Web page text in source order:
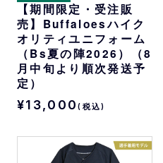
【期間限定・受注販
売】Buffaloesハイク
オリティユニフォーム
（Bs夏の陣2026）（8
月中旬より順次発送予
定）
¥13,000(税込)